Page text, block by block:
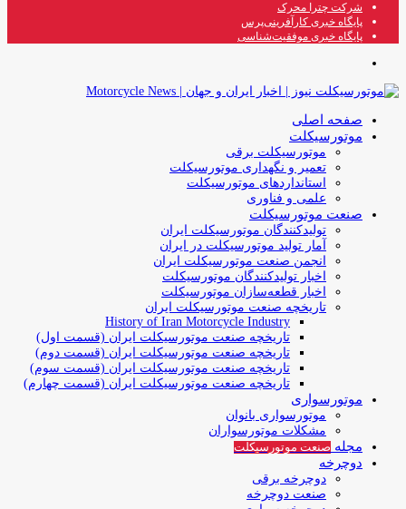
شرکت چترا محرک
پایگاه خبری کارآفرینی‌پرس
پایگاه خبری موفقیت‌شناسی
صفحه اصلی
موتورسیکلت
موتورسیکلت برقی
تعمیر و نگهداری موتورسیکلت
استانداردهای موتورسیکلت
علمی و فناوری
صنعت موتورسیکلت
تولیدکنندگان موتورسیکلت ایران
آمار تولید موتورسیکلت در ایران
انجمن صنعت موتورسیکلت ایران
اخبار تولیدکنندگان موتورسیکلت
اخبار قطعه‌سازان موتورسیکلت
تاریخچه صنعت موتورسیکلت ایران
History of Iran Motorcycle Industry
تاریخچه صنعت موتورسیکلت ایران (قسمت اول)
تاریخچه صنعت موتورسیکلت ایران (قسمت دوم)
تاریخچه صنعت موتورسیکلت ایران (قسمت سوم)
تاریخچه صنعت موتورسیکلت ایران (قسمت چهارم)
موتورسواری
موتورسواری بانوان
مشکلات موتورسواران
مجله صنعت موتورسیکلت
دوچرخه
دوچرخه برقی
صنعت دوچرخه